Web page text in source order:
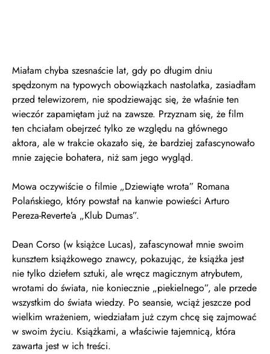
Miałam chyba szesnaście lat, gdy po długim dniu
spędzonym na typowych obowiązkach nastolatka, zasiadłam
przed telewizorem, nie spodziewając się, że właśnie ten
wieczór zapamiętam już na zawsze. Przyznam się, że film
ten chciałam obejrzeć tylko ze względu na głównego
aktora, ale w trakcie okazało się, że bardziej zafascynowało
mnie zajęcie bohatera, niż sam jego wygląd.
Mowa oczywiście o filmie „Dziewiąte wrota” Romana
Polańskiego, który powstał na kanwie powieści Arturo
Pereza-Reverte’a „Klub Dumas”.
Dean Corso (w książce Lucas), zafascynował mnie swoim
kunsztem książkowego znawcy, pokazując, że książka jest
nie tylko dziełem sztuki, ale wręcz magicznym atrybutem,
wrotami do świata, nie koniecznie „piekielnego”, ale przede
wszystkim do świata wiedzy. Po seansie, wciąż jeszcze pod
wielkim wrażeniem, wiedziałam już czym chcę się zajmować
w swoim życiu. Książkami, a właściwie tajemnicą, która
zawarta jest w ich treści.